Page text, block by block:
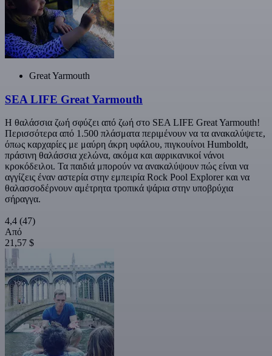
Great Yarmouth
SEA LIFE Great Yarmouth
Η θαλάσσια ζωή σφύζει από ζωή στο SEA LIFE Great Yarmouth!
Περισσότερα από 1.500 πλάσματα περιμένουν να τα ανακαλύψετε,
όπως καρχαρίες με μαύρη άκρη υφάλου, πιγκουίνοι Humboldt,
πράσινη θαλάσσια χελώνα, ακόμα και αφρικανικοί νάνοι
κροκόδειλοι. Τα παιδιά μπορούν να ανακαλύψουν πώς είναι να
αγγίζεις έναν αστερία στην εμπειρία Rock Pool Explorer και να
θαλασσοδέρνουν αμέτρητα τροπικά ψάρια στην υποβρύχια
σήραγγα.
4,4 (47)
Από
21,57 $